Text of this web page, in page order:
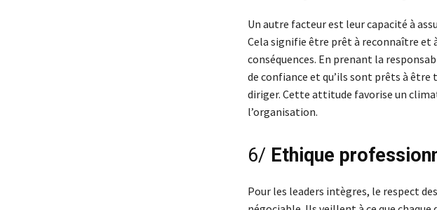
Un autre facteur est leur capacité à
Cela signifie être prêt à reconnaître et
conséquences. En prenant la
de confiance et qu’ils sont prêts à
diriger. Cette attitude favorise un
l’organisation.
6/ Ethique
Pour les leaders intègres, le respect